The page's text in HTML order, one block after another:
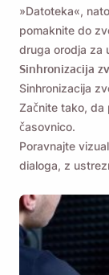
»Datoteka«,
pomaknite do
druga orodja za
Sinhronizacija
Sinhronizacija
Začnite tako, da
časovnico.
Poravnajte
dialoga, z